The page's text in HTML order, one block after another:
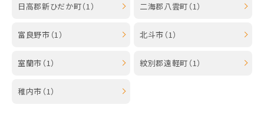
日高郡新ひだか町（1） 二海郡八雲町（1）
富良野市（1） 北斗市（1）
室蘭市（1） 紋別郡遠軽町（1）
稚内市（1）